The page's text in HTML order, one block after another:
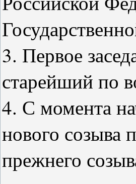
3. Первое
старейший по
4. С момента
нового созыва
прежнего